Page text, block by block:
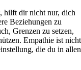
hilft dir nicht nur, dich
Beziehungen zu
Grenzen zu setzen,
Empathie ist nicht
die du in allen